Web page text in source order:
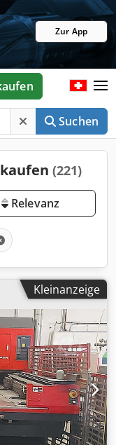
Zur App
Suchen
(221)
Relevanz
Kleinanzeige